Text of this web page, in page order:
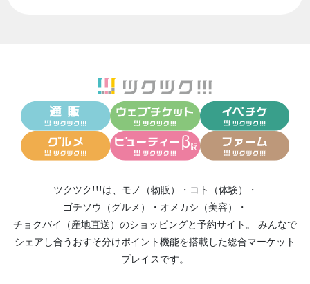
ツクツク!!!は、 モノ（物販） ・ コト（体験）
・
ゴチソウ（グルメ）
・ オメカシ（美容）
・
チョクバイ（産地直送） のショッピングと予約サイト。
みんなで
シェアし合う おすそ分けポイント機能を搭載した総合マーケット
プレイスです。